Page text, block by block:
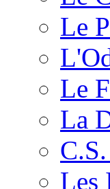
Le
Le
La
Les